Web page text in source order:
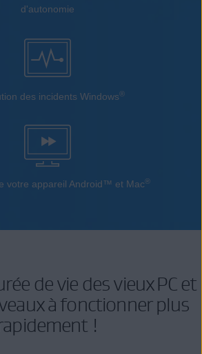
d'autonomie
des incidents Windows®
votre appareil Android™ et Mac®
de vie des vieux PC et
à fonctionner plus
!